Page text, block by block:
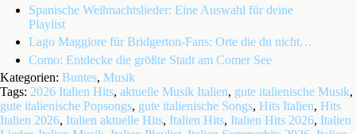
Spanische Weihnachtslieder: Eine Auswahl für deine
Playlist
Lago Maggiore für Bridgerton-Fans: Orte die du nicht…
Como: Entdecke die größte Stadt am Comer See
Kategorien: Buntes, Musik
Tags: 2026 Italien Hits, aktuelle Musik Italien, gute italienische Musik,
gute italienische Popsongs, gute italienische Songs, Hits Italien, Hits
Italien 2026, Italien aktuelle Hits, Italien Hits, Italien Hits 2026, Italien